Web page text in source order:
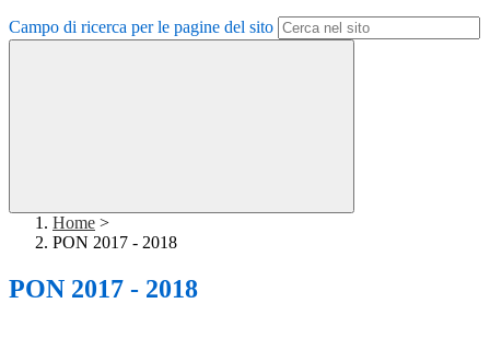
Campo di ricerca per le pagine del sito
Home >
PON 2017 - 2018
PON 2017 - 2018